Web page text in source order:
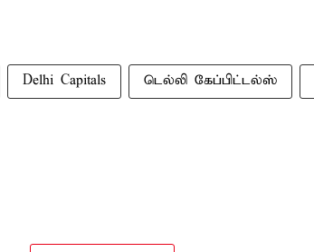
Delhi Capitals டெல்லி கேப்பிட்டல்ஸ்